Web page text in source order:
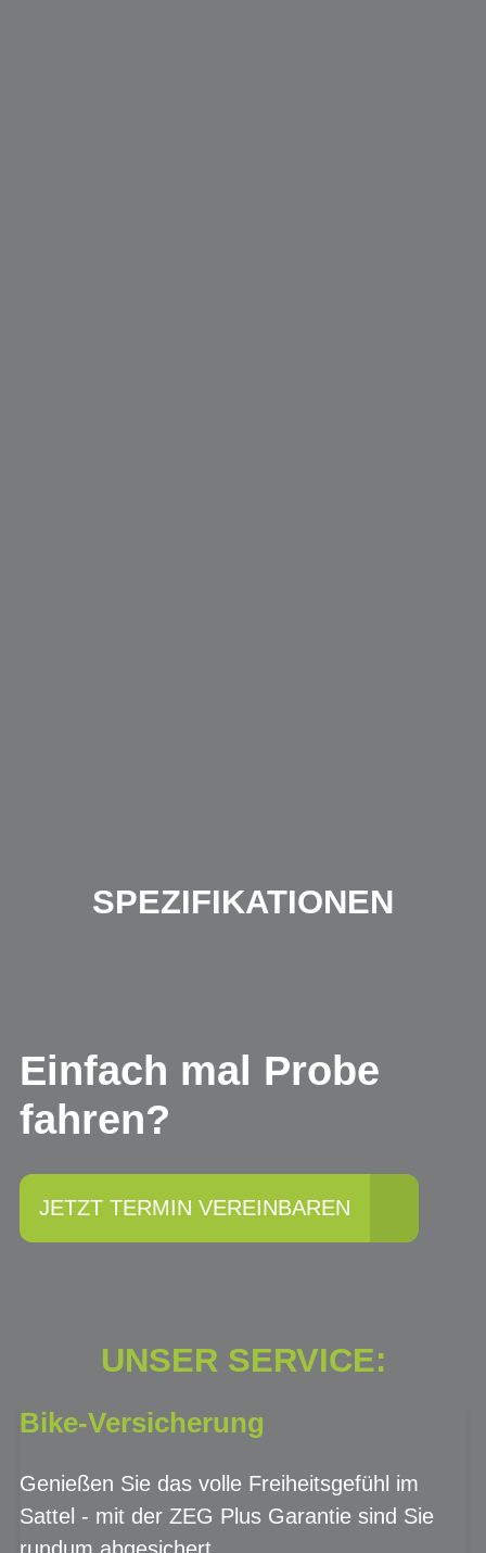
SPEZIFIKATIONEN
Einfach mal Probe
fahren?
JETZT TERMIN VEREINBAREN
UNSER SERVICE:
Bike-Versicherung
Genießen Sie das volle Freiheitsgefühl im
Sattel - mit der ZEG Plus Garantie sind Sie